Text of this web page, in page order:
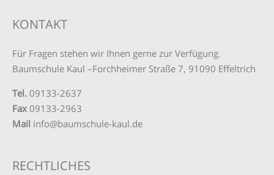
KONTAKT
Für Fragen stehen wir Ihnen gerne zur Verfügung.
Baumschule Kaul –Forchheimer Straße 7, 91090 Effeltrich
Tel. 09133-2637
Fax 09133-2963
Mail info@baumschule-kaul.de
RECHTLICHES